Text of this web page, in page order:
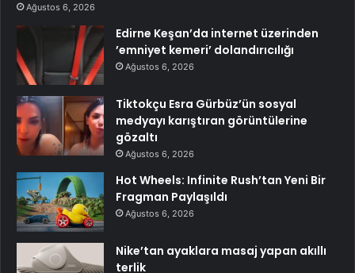
Ağustos 6, 2026
Edirne Keşan’da internet üzerinden
’emniyet kemeri’ dolandırıcılığı
Ağustos 6, 2026
Tiktokçu Esra Gürbüz’ün sosyal
medyayı karıştıran görüntülerine
gözaltı
Ağustos 6, 2026
Hot Wheels: Infinite Rush’tan Yeni Bir
Fragman Paylaşıldı
Ağustos 6, 2026
Nike’tan ayaklara masaj yapan akıllı
terlik